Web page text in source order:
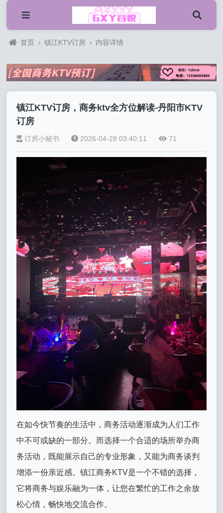
首页 › 镇江KTV订房 › 内容详情
镇江KTV订房，商务ktv全方位解读-丹阳市KTV
订房
订房小秘书 2026-04-28 03:40:11 71
在如今快节奏的生活中，商务活动逐渐成为人们工作
中不可或缺的一部分。而选择一个合适的场所举办商
务活动，既能展示自己的专业形象，又能为商务谈判
增添一份亲近感。镇江商务KTV是一个不错的选择，
它将商务与娱乐融为一体，让您在繁忙的工作之余放
松心情，畅快地交流合作。